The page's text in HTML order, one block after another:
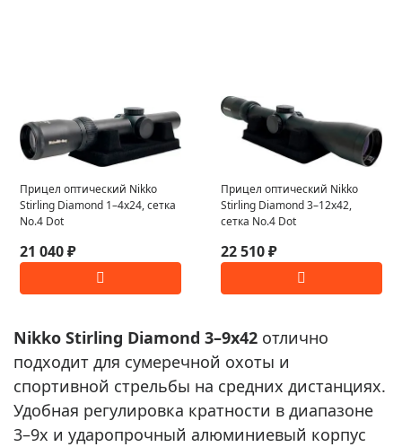
Прицел оптический Nikko
Stirling Diamond 1–4x24, сетка
No.4 Dot
21 040 ₽
Прицел оптический Nikko
Stirling Diamond 3–12x42,
сетка No.4 Dot
22 510 ₽
Nikko Stirling Diamond 3–9x42 отлично
подходит для сумеречной охоты и
спортивной стрельбы на средних дистанциях.
Удобная регулировка кратности в диапазоне
3–9x и ударопрочный алюминиевый корпус